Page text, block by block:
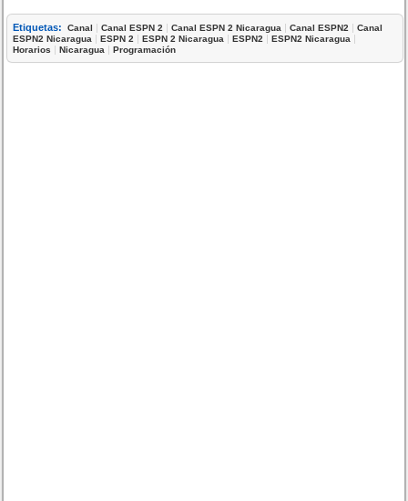
Etiquetas: Canal |Canal ESPN 2 |Canal ESPN 2 Nicaragua |Canal ESPN2 |Canal
ESPN2 Nicaragua |ESPN 2 |ESPN 2 Nicaragua |ESPN2 |ESPN2 Nicaragua |
Horarios |Nicaragua |Programación